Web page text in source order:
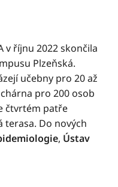
v říjnu 2022 skončila
Plzeňská.
učebny pro 20 až
pro 200 osob
čtvrtém patře
Do nových
, Ústav